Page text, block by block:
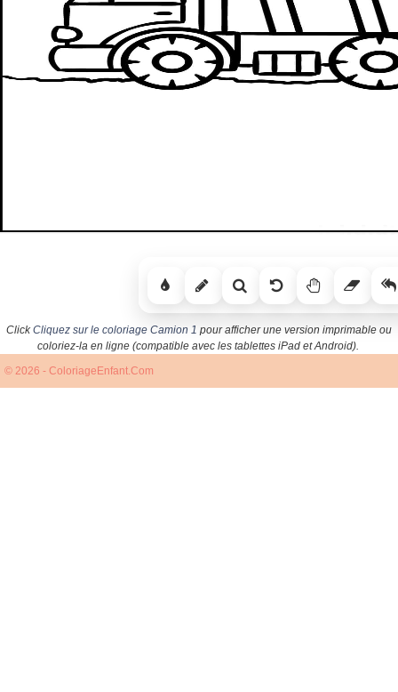
ClickCliquez sur le coloriage Camion 1 pour afficher une version imprimable ou
coloriez-la en ligne (compatible avec les tablettes iPad et Android).
© 2026 - ColoriageEnfant.Com